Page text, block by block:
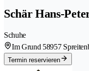
Schär Hans-
Schuhe
Im Grund 58957
Termin reservieren